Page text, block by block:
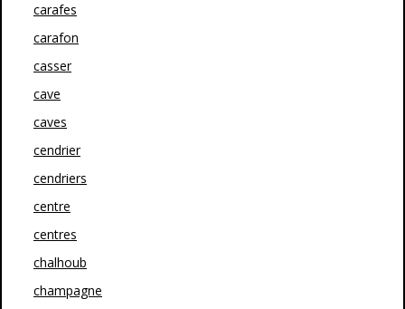
carafes
carafon
casser
cave
caves
cendrier
cendriers
centre
centres
chalhoub
champagne